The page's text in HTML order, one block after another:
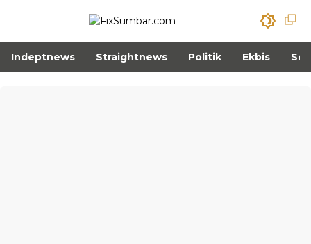
Indeptnews Straightnews Politik Ekbis